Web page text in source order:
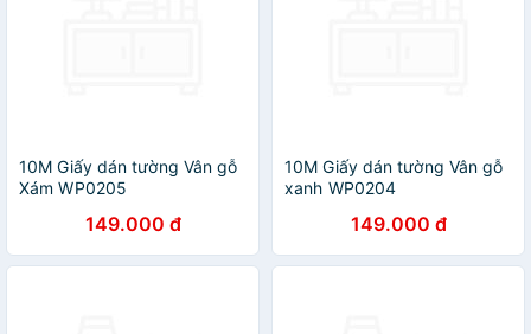
10M Giấy dán tường Vân gỗ
Xám WP0205
149.000 đ
10M Giấy dán tường Vân gỗ
xanh WP0204
149.000 đ